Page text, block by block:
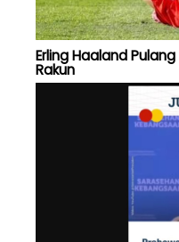
Erling Haaland
Rakun